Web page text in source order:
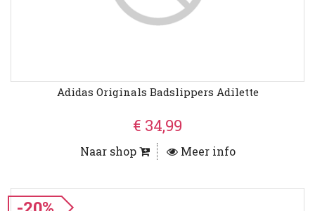
Adidas Originals Badslippers Adilette
€ 34,99
Naar shop Meer info